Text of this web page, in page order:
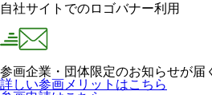
自社サイトでのロゴバナー利用
参画企業・団体限定のお知らせが届
詳しい参画メリットはこちら